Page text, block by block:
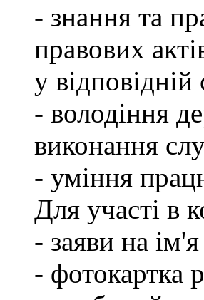
- знання та
правових
у відповідній
- володіння
виконання
- уміння
Для участі в
- заяви на
- фотокартка